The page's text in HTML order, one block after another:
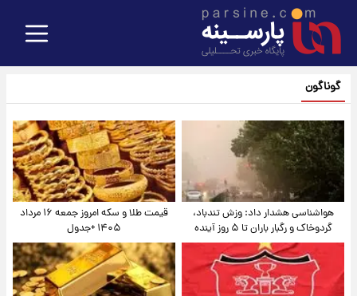
گوناگون
هواشناسی هشدار داد: وزش تندباد،
گردوخاک و رگبار باران تا ۵ روز آینده
قیمت طلا و سکه امروز جمعه ۱۶ مرداد
۱۴۰۵ +جدول